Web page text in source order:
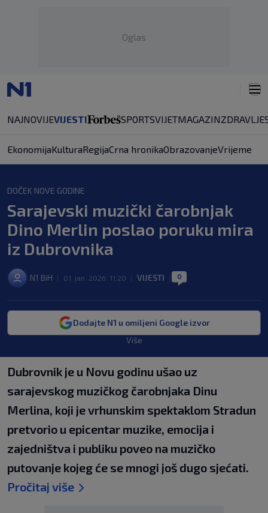
Oglas
NAJNOVIJEVIJESTI SPORTSVIJETMAGAZINZDRAVLJE
EkonomijaKulturaRegijaCrna hronikaObrazovanjeVrijeme
DOČEK NOVE GODINE
Sarajevski muzički čarobnjak
Dino Merlin poslao poruku mira
iz Dubrovnika
N1 BiH 01. jan. 2026. 11:20 VIJESTI 0
Dodajte N1 u omiljeni Google izvor
Više
Dubrovnik je u Novu godinu ušao uz
sarajevskog muzičkog čarobnjaka Dinu
Merlina, koji je vrhunskim spektaklom Stradun
pretvorio u epicentar muzike, emocija i
zajedništva i publiku poveo na muzičko
putovanje kojeg će se mnogi još dugo sjećati.
Pročitaj više